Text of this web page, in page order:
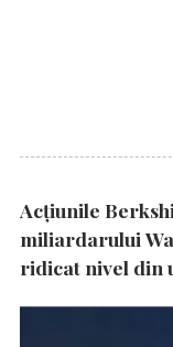
Acțiunile
miliardarului
ridicat nivel din